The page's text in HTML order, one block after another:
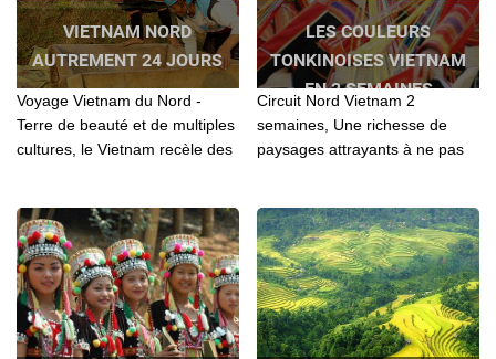
VIETNAM NORD
AUTREMENT 24 JOURS
Voyage Vietnam du Nord -
Terre de beauté et de multiples
cultures, le Vietnam recèle des
LES COULEURS
TONKINOISES VIETNAM
EN 2 SEMAINES
Circuit Nord Vietnam 2
semaines, Une richesse de
paysages attrayants à ne pas
Cang Chai - Ha Giang - Ba Be -
Baie d'Halong - Ninh Binh